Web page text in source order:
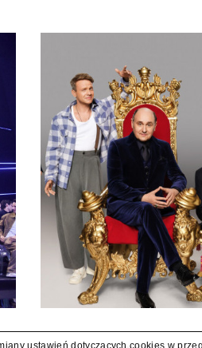
ustawień dotyczących cookies w